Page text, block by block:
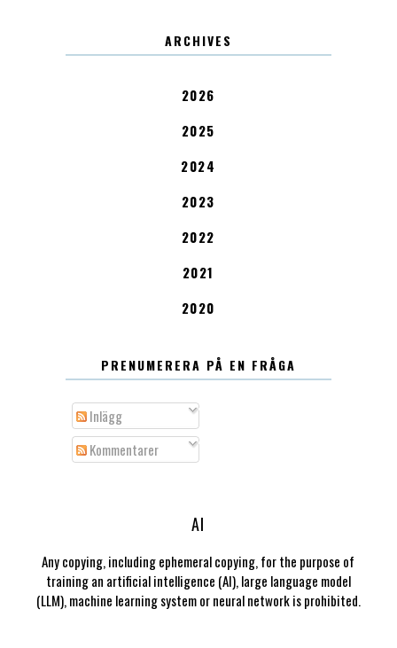
ARCHIVES
2026
2025
2024
2023
2022
2021
2020
PRENUMERERA PÅ EN FRÅGA
Inlägg
Kommentarer
AI
Any copying, including ephemeral copying, for the purpose of
training an artificial intelligence (AI), large language model
(LLM), machine learning system or neural network is prohibited.